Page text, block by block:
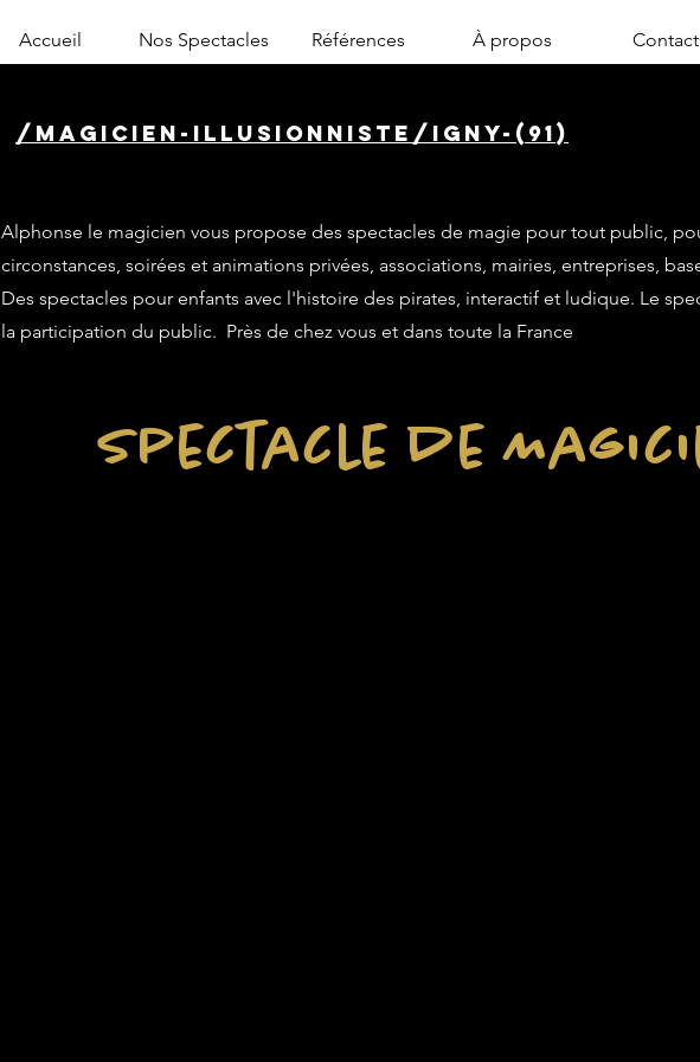
Accueil Nos Spectacles Références À propos Contact
/magicien-illusionniste/igny-(91)
Alphonse le magicien vous propose des spectacles de magie pour tout public,
circonstances, soirées et animations privées, associations, mairies, entreprises,
Des spectacles pour enfants avec l'histoire des pirates, interactif et ludique. Le
la participation du public. Près de chez vous et dans toute la France
Spectacle de